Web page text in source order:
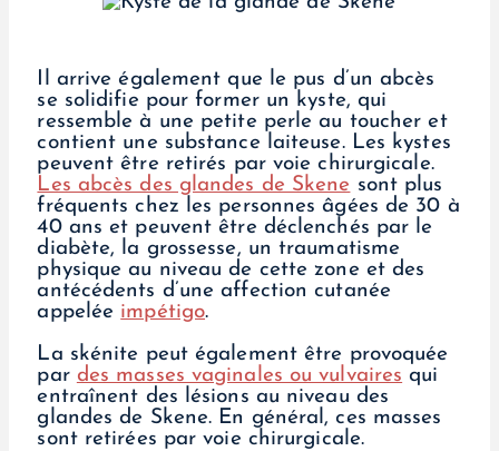
Il arrive également que le pus d’un abcès
se solidifie pour former un kyste, qui
ressemble à une petite perle au toucher et
contient une substance laiteuse. Les kystes
peuvent être retirés par voie chirurgicale.
Les abcès des glandes de Skene sont plus
fréquents chez les personnes âgées de 30 à
40 ans et peuvent être déclenchés par le
diabète, la grossesse, un traumatisme
physique au niveau de cette zone et des
antécédents d’une affection cutanée
appelée impétigo.
La skénite peut également être provoquée
par des masses vaginales ou vulvaires qui
entraînent des lésions au niveau des
glandes de Skene. En général, ces masses
sont retirées par voie chirurgicale.